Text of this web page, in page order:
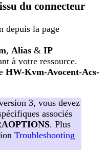
du connecteur
depuis la page
, Alias & IP
à votre ressource.
HW-Kvm-Avocent-Acs-
3, vous devez
associés
. Plus
Troubleshooting